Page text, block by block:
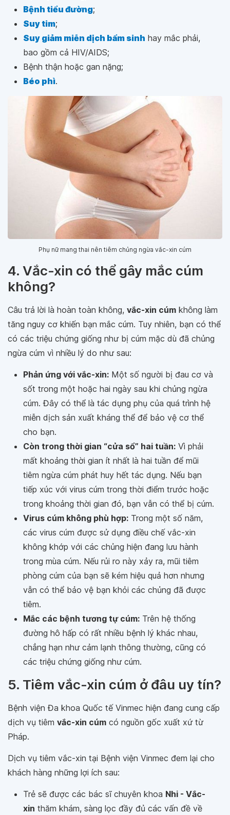
Bệnh tiểu đường;
Suy tim;
Suy giảm miễn dịch bẩm sinh hay mắc phải,
bao gồm cả HIV/AIDS;
Bệnh thận hoặc gan nặng;
Béo phì.
Phụ nữ mang thai nên tiêm chủng ngừa vắc-xin cúm
4. Vắc-xin có thể gây mắc cúm
không?
Câu trả lời là hoàn toàn không, vắc-xin cúm không làm
tăng nguy cơ khiến bạn mắc cúm. Tuy nhiên, bạn có thể
có các triệu chứng giống như bị cúm mặc dù đã chủng
ngừa cúm vì nhiều lý do như sau:
Phản ứng với vắc-xin: Một số người bị đau cơ và
sốt trong một hoặc hai ngày sau khi chủng ngừa
cúm. Đây có thể là tác dụng phụ của quá trình hệ
miễn dịch sản xuất kháng thể để bảo vệ cơ thể
cho bạn.
Còn trong thời gian “cửa sổ” hai tuần: Vì phải
mất khoảng thời gian ít nhất là hai tuần để mũi
tiêm ngừa cúm phát huy hết tác dụng. Nếu bạn
tiếp xúc với virus cúm trong thời điểm trước hoặc
trong khoảng thời gian đó, bạn vẫn có thể bị cúm.
Virus cúm không phù hợp: Trong một số năm,
các virus cúm được sử dụng điều chế vắc-xin
không khớp với các chủng hiện đang lưu hành
trong mùa cúm. Nếu rủi ro này xảy ra, mũi tiêm
phòng cúm của bạn sẽ kém hiệu quả hơn nhưng
vẫn có thể bảo vệ bạn khỏi các chủng đã được
tiêm.
Mắc các bệnh tương tự cúm: Trên hệ thống
đường hô hấp có rất nhiều bệnh lý khác nhau,
chẳng hạn như cảm lạnh thông thường, cũng có
các triệu chứng giống như cúm.
5. Tiêm vắc-xin cúm ở đâu uy tín?
Bệnh viện Đa khoa Quốc tế Vinmec hiện đang cung cấp
dịch vụ tiêm vắc-xin cúm có nguồn gốc xuất xứ từ
Pháp.
Dịch vụ tiêm vắc-xin tại Bệnh viện Vinmec đem lại cho
khách hàng những lợi ích sau:
Trẻ sẽ được các bác sĩ chuyên khoa Nhi - Vắc-
xin thăm khám, sàng lọc đầy đủ các vấn đề về